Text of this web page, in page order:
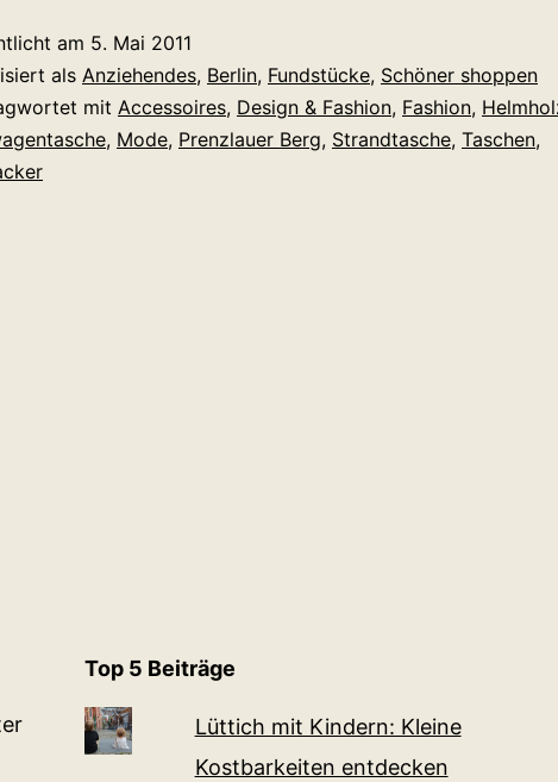
am 5. Mai 2011
als Anziehendes, Berlin, Fundstücke, Schöner shoppen
mit Accessoires, Design & Fashion, Fashion,
, Mode, Prenzlauer Berg, Strandtasche, Taschen,
Top 5 Beiträge
Lüttich mit Kindern: Kleine
Kostbarkeiten entdecken